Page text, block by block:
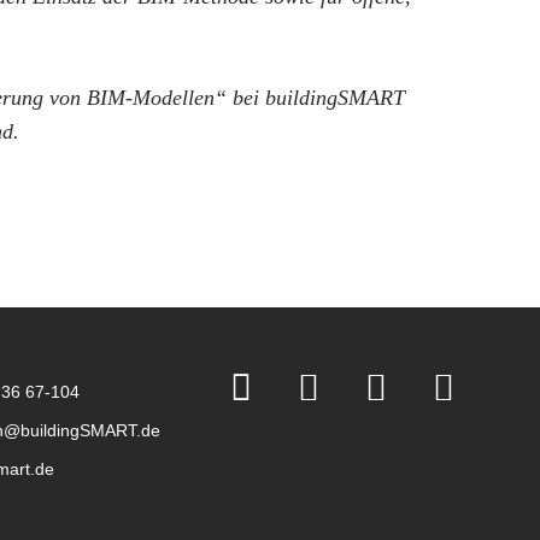
von BIM-Modellen“ bei buildingSMART
67-104